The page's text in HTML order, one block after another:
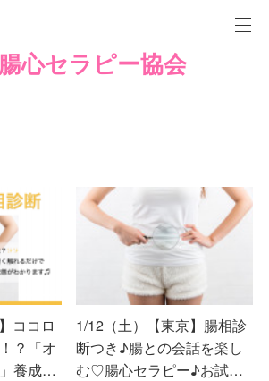
心セラピー協会
ココロ
？「オ
養成…
1/12（土）【東京】腸相診
断つき♪腸との会話を楽し
む♡腸心セラピー♪お試…